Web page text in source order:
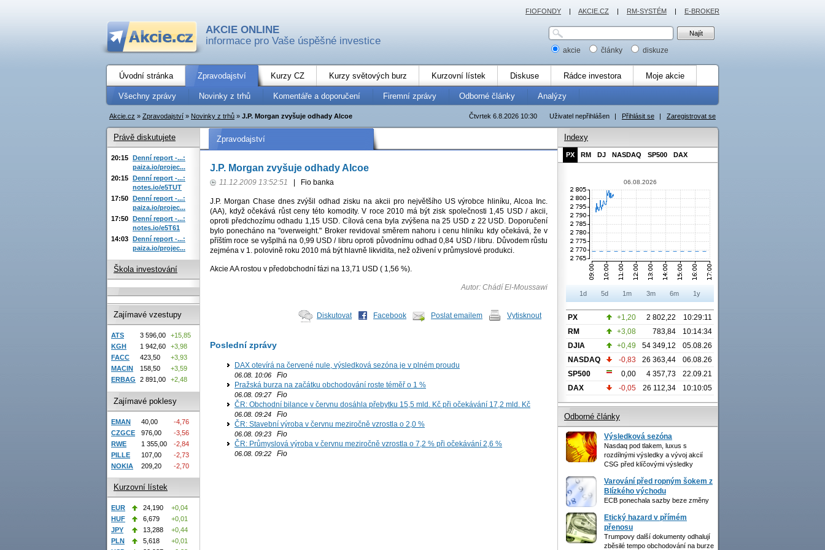
AKCIE ONLINE
informace pro Vaše úspěšné investice
akcie články diskuze
Úvodní stránka Zpravodajství Kurzy CZ Kurzy světových burz Kurzovní lístek Diskuse Rádce investora Moje akcie
Všechny zprávy Novinky z trhů Komentáře a doporučení Firemní zprávy Odborné články Analýzy
Uživatel nepřihlášen | Přihlásit se | Zaregistrovat se
Čtvrtek 6.8.2026 10:30
Akcie.cz » Zpravodajství » Novinky z trhů » J.P. Morgan zvyšuje odhady Alcoe
Zpravodajství
J.P. Morgan zvyšuje odhady Alcoe
11.12.2009 13:52:51 Fio banka
J.P. Morgan Chase dnes zvýšil odhad zisku na akcii pro největšího US výrobce hliníku, Alcoa Inc.
(AA), když očekává růst ceny této komodity. V roce 2010 má být zisk společnosti 1,45 USD / akcii,
oproti předchozímu odhadu 1,15 USD. Cílová cena byla zvýšena na 25 USD z 22 USD. Doporučení
bylo ponecháno na "overweight." Broker revidoval směrem nahoru i cenu hliníku kdy očekává, že v
příštím roce se vyšplhá na 0,99 USD / libru oproti původnímu odhad 0,84 USD / libru. Důvodem růstu
zejména v 1. polovině roku 2010 má být hlavně likvidita, než oživení v průmyslové produkci.
Akcie AA rostou v předobchodní fázi na 13,71 USD ( 1,56 %).
Autor: Chádí El-Moussawi
Diskutovat Facebook Poslat emailem Vytisknout
Poslední zprávy
DAX otevírá na červené nule, výsledková sezóna je v plném proudu
06.08. 10:06 Fio
Pražská burza na začátku obchodování roste téměř o 1 %
06.08. 09:27Fio
ČR: Obchodní bilance v červnu dosáhla přebytku 15,5 mld. Kč při očekávání 17,2 mld. Kč
06.08. 09:24 Fio
ČR: Stavební výroba v červnu meziročně vzrostla o 2,0 %
06.08. 09:23 Fio
ČR: Průmyslová výroba v červnu meziročně vzrostla o 7,2 % při očekávání 2,6 %
06.08. 09:22 Fio
Právě diskutujete
20:15 Denní report -...:
paiza.io/projec...
20:15 Denní report -...:
notes.io/e5TUT
17:50 Denní report -...:
paiza.io/projec...
17:50 Denní report -...:
notes.io/e5T61
14:03 Denní report -...:
paiza.io/projec...
Škola investování
Zajímavé vzestupy
ATS 3 596,00
+15,85
KGH
1 942,60
+3,98
FACC
423,50
+3,93
MACIN
158,50
+3,59
ERBAG
2 891,00 +2,48
Zajímavé poklesy
EMAN 40,00
-4,76
CZGCE
976,00
-3,56
RWE
1 355,00
-2,84
PILLE
107,00
-2,73
NOKIA
209,20 -2,70
Kurzovní lístek
EUR 24,190
+0,04
HUF
6,679
+0,01
JPY
13,288
+0,44
PLN
5,618
+0,01
Indexy
PX RM DJ NASDAQ SP500 DAX
06.08.2026
1d 5d 1m 3m 6m 1y
PX +1,20 2 802,22
10:29:11
RM
+3,08 783,84
10:14:34
DJIA
+0,49 54 349,12
05.08.26
NASDAQ
-0,83 26 363,44
06.08.26
SP500
0,00 4 357,73
22.09.21
DAX
-0,05 26 112,34 10:10:05
Odborné články
Výsledková sezóna
Nasdaq pod tlakem, luxus s
rozdílnými výsledky a vývoj akcií
CSG před klíčovými výsledky
Varování před ropným šokem z
Blízkého východu
ECB ponechala sazby beze změny
Etický hazard v přímém
přenosu
Trumpovy další dokumenty odhalují
zběsilé tempo obchodování na burze
FIOFONDY | AKCIE.CZ | RM-SYSTÉM | E-BROKER